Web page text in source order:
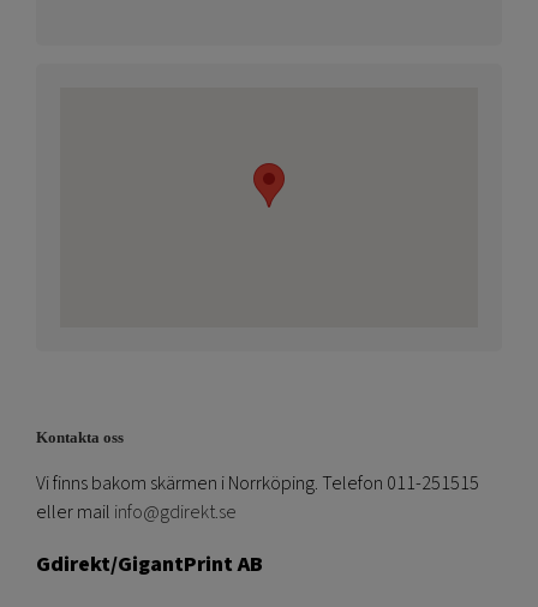
Kontakta oss
Vi finns bakom skärmen i Norrköping. Telefon 011-251515
eller mail info@gdirekt.se
Gdirekt/GigantPrint AB